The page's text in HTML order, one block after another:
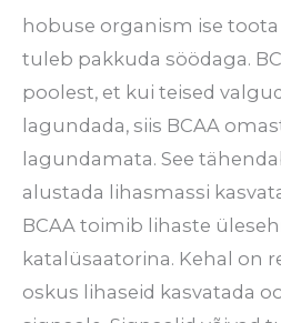
hobuse organism ise toota
tuleb pakkuda söödaga.
poolest, et kui teised
lagundada, siis BCAA
lagundamata. See
alustada lihasmassi
BCAA toimib lihaste
katalüsaatorina. Kehal on
oskus lihaseid kasvatada